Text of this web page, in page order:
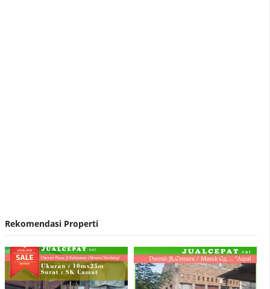
Contoh Surat Penawaran Harga Rumah
Rekomendasi Properti